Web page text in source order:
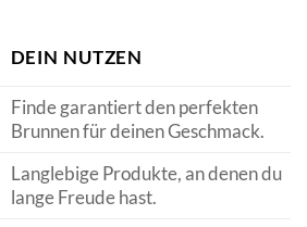
DEIN NUTZEN
Finde garantiert den perfekten
Brunnen für deinen Geschmack.
Langlebige Produkte, an denen du
lange Freude hast.